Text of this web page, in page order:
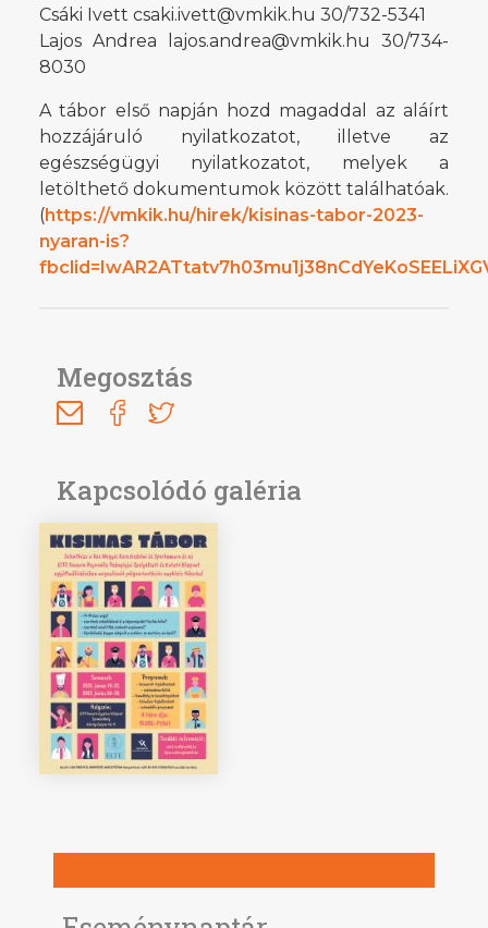
Csáki Ivett csaki.ivett@vmkik.hu 30/732-5341
Lajos Andrea lajos.andrea@vmkik.hu 30/734-
8030
A tábor első napján hozd magaddal az aláírt
hozzájáruló nyilatkozatot, illetve az
egészségügyi nyilatkozatot, melyek a
letölthető dokumentumok között találhatóak.
(https://vmkik.hu/hirek/kisinas-tabor-2023-
nyaran-is?
Megosztás
Kapcsolódó galéria